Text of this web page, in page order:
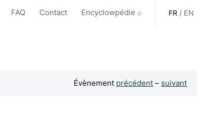
FAQ Contact Encyclowpédie ⌕ FR / EN
Évènement précédent – suivant